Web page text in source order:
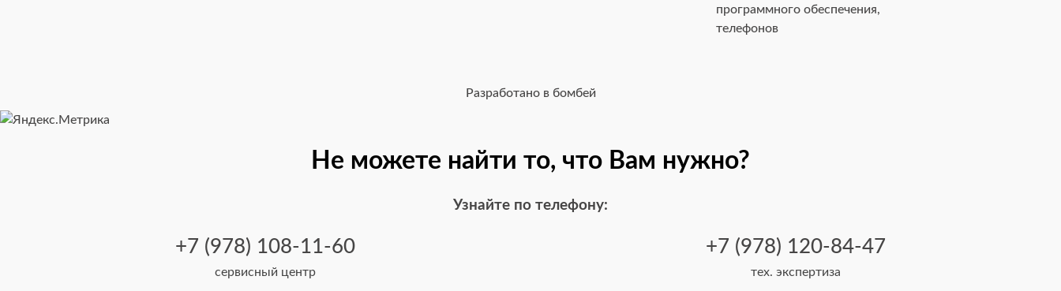
программного обеспечения,
телефонов
Разработано в бомбей
Не можете найти то, что Вам нужно?
Узнайте по телефону:
+7 (978) 108-11-60
сервисный центр
+7 (978) 120-84-47
тех. экспертиза